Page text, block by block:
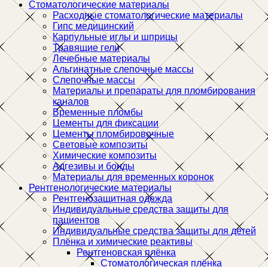
Стоматологические материалы
Расходные стоматологические материалы
Гипс медицинский
Карпульные иглы и шприцы
Травящие гели
Лечебные материалы
Альгинатные слепочные массы
Слепочные массы
Материалы и препараты для пломбирования
каналов
Временные пломбы
Цементы для фиксации
Цементы пломбировочные
Световые композиты
Химические композиты
Адгезивы и бонды
Материалы для временных коронок
Рентгенологические материалы
Рентгенозащитная одежда
Индивидуальные средства защиты для
пациентов
Индивидуальные средства защиты для детей
Плёнка и химические реактивы
Рентгеновская плёнка
Стоматологическая плёнка